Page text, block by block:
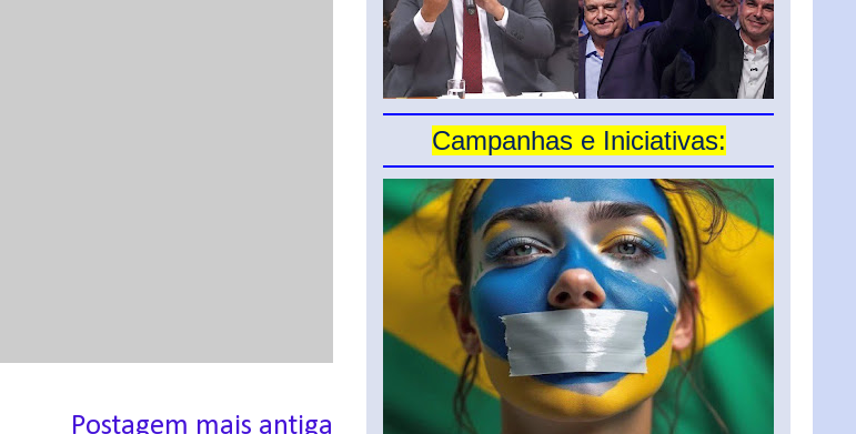
Postagem mais antiga
Campanhas e Iniciativas: